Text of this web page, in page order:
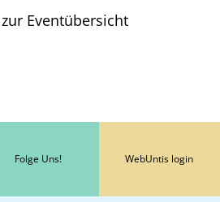
Eventübersicht
Folge Uns! WebUntis login